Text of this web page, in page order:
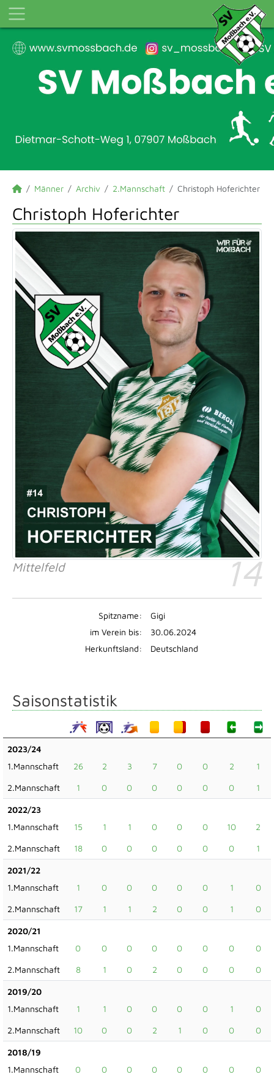
Männer Archiv 2.Mannschaft Christoph Hoferichter
Christoph Hoferichter
14
Mittelfeld
Spitzname:
Gigi
im Verein bis:
30.06.2024
Herkunftsland:
Deutschland
Saisonstatistik
2023/24
1.Mannschaft
26 2 3 7 0 0 2 1
2.Mannschaft 1 0 0 0 0 0 0 1
2022/23
1.Mannschaft
15 1 1 0 0 0 10 2
2.Mannschaft 18 0 0 0 0 0 0 1
2021/22
1.Mannschaft
1 0 0 0 0 0 1 0
2.Mannschaft 17 1 1 2 0 0 1 0
2020/21
1.Mannschaft
0 0 0 0 0 0 0 0
2.Mannschaft 8 1 0 2 0 0 0 0
2019/20
1.Mannschaft
1 1 0 0 0 0 1 0
2.Mannschaft 10 0 0 2 1 0 0 0
2018/19
1.Mannschaft
0 0 0 0 0 0 0 0